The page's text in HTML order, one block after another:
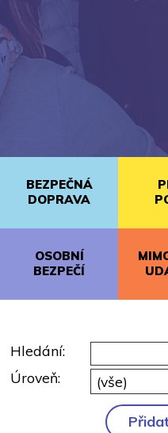
BEZPEČNÁ
DOPRAVA
OSOBNÍ
BEZPEČÍ
Hledání:
Úroveň: